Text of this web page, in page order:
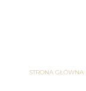
STRONA GŁÓWNA